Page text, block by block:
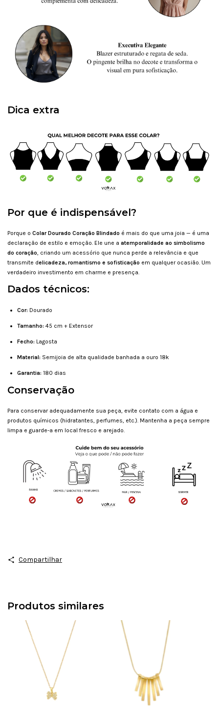
Dica extra
Por que é indispensável?
Porque o Colar Dourado Coração Blindado é mais do que uma joia — é uma
declaração de estilo e emoção. Ele une a atemporalidade ao simbolismo
do coração , criando um acessório que nunca perde a relevância e que
transmite delicadeza, romantismo e sofisticação em qualquer ocasião. Um
verdadeiro investimento em charme e presença.
Dados técnicos:
Cor: Dourado
Tamanho: 45 cm + Extensor
Fecho: Lagosta
Material: Semijoia de alta qualidade banhada a ouro 18k
Garantia: 180 dias
Conservação
Para conservar adequadamente sua peça, evite contato com a água e
produtos químicos (hidratantes, perfumes, etc.). Mantenha a peça sempre
limpa e guarde-a em local fresco e arejado.
Compartilhar
Produtos similares